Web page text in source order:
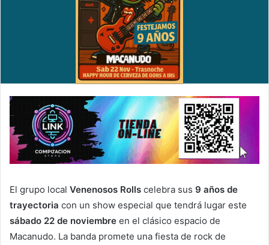
El grupo local Venenosos Rolls celebra sus 9 años de
trayectoria con un show especial que tendrá lugar este
sábado 22 de noviembre en el clásico espacio de
Macanudo. La banda promete una fiesta de rock de